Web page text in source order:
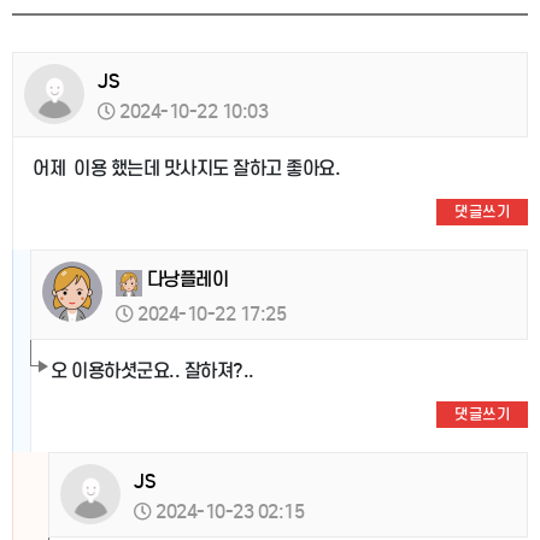
JS
2024-10-22 10:03
어제 이용 했는데 맛사지도 잘하고 좋아요.
댓글쓰기
다낭플레이
2024-10-22 17:25
오 이용하셧군요.. 잘하져?..
댓글쓰기
JS
2024-10-23 02:15